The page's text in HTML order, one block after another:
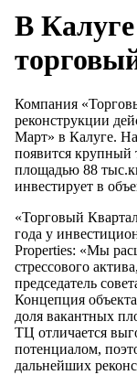
В
Компания
реконструкции
Март» в Калуге.
появится крупный
площадью 88
инвестирует в
«Торговый
года у
Properties: «Мы
стрессового
председатель
Концепция
доля вакантных
ТЦ отличается
потенциалом,
дальнейших